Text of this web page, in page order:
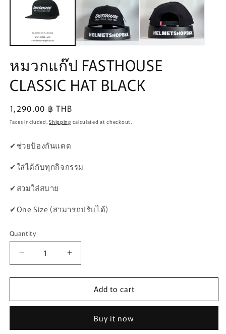
หมวกแก๊ป FASTHOUSE
CLASSIC HAT BLACK
Regular
price
1,290.00 ฿ THB
Taxes included.Shipping calculated at checkout.
✔ช่วยป้องกันแดด
✔ใส่ได้กับทุกกิจกรรม
✔สวมใส่สบาย
✔One Size (สามารถปรับได้)
Quantity
Quantity
Decrease
quantity
for
แก๊ป
CLASSIC
Increase
quantity
for
แก๊ป
FASTHOUSE
CLASSIC
Add to cart
Buy it now